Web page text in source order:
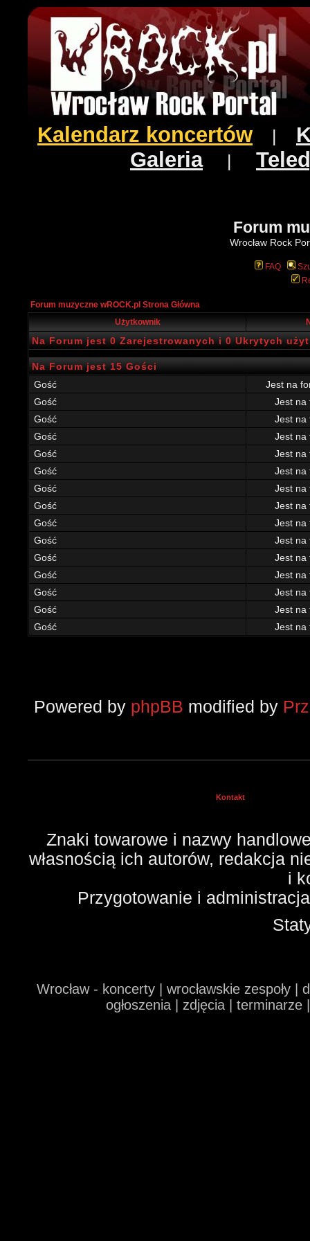
Kalendarz koncertów
Galeria|
Forum
Wrocław Rock
FAQ
Forum muzyczne wROCK.pl Strona Główna
Użytkownik
Na Forum jest 0 Zarejestrowanych i 0 Ukrytych
Na Forum jest 15 Gości
Gość
Jest na
Gość
Jest
Gość
Jest
Gość
Jest
Gość
Jest
Gość
Jest
Gość
Jest
Gość
Jest
Gość
Jest
Gość
Jest
Gość
Jest
Gość
Jest
Gość
Jest
Gość
Jest
Gość
Jest
Powered by phpBB modified by
Kontakt
Znaki towarowe i nazwy
własnością ich autorów, redakcja
i
Przygotowanie i
Wrocław - koncerty | wrocławskie zespoły
ogłoszenia | zdjęcia |